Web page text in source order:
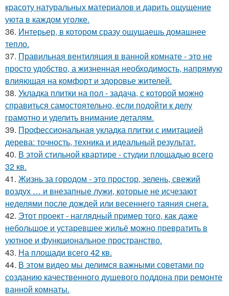
красоту натуральных материалов и дарить ощущение
уюта в каждом уголке.
36. Интерьер, в котором сразу ощущаешь домашнее
тепло.
37. Правильная вентиляция в ванной комнате - это не
просто удобство, а жизненная необходимость, напрямую
влияющая на комфорт и здоровье жителей.
38. Укладка плитки на пол - задача, с которой можно
справиться самостоятельно, если подойти к делу
грамотно и уделить внимание деталям.
39. Профессиональная укладка плитки с имитацией
дерева: точность, техника и идеальный результат.
40. В этой стильной квартире - студии площадью всего
32 кв.
41. Жизнь за городом - это простор, зелень, свежий
воздух … и внезапные лужи, которые не исчезают
неделями после дождей или весеннего таяния снега.
42. Этот проект - наглядный пример того, как даже
небольшое и устаревшее жильё можно превратить в
уютное и функциональное пространство.
43. На площади всего 42 кв.
44. В этом видео мы делимся важными советами по
созданию качественного душевого поддона при ремонте
ванной комнаты.